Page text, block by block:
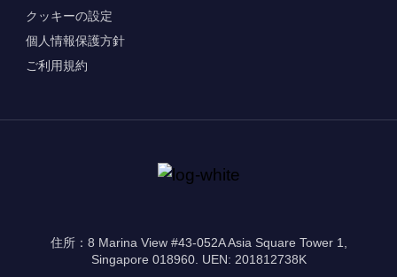
クッキーの設定
個人情報保護方針
ご利用規約
住所：8 Marina View #43-052A Asia Square Tower 1,
Singapore 018960. UEN: 201812738K